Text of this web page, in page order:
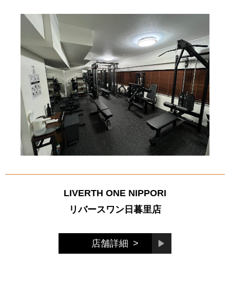
LIVERTH ONE NIPPORI
リバースワン日暮里店
店舗詳細 >